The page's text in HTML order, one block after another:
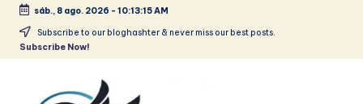
Saltar
sáb., 8 ago. 2026 - 10:13:16 AM
Subscribe to our bloghashter & never miss our best posts.
Subscribe Now!